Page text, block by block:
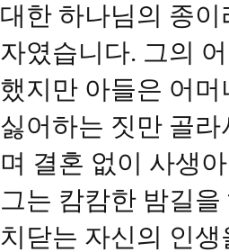
대한 하나님의 종
자였습니다. 그의
했지만 아들은 어
싫어하는 짓만 골
며 결혼 없이 사생
그는 캄캄한 밤길
치닫는 자신의 인